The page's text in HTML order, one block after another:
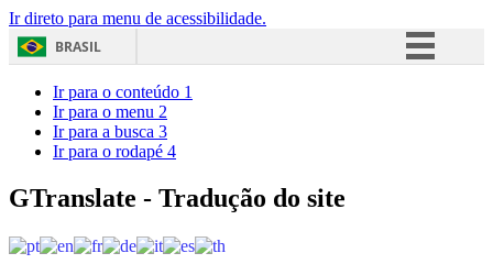
Ir direto para menu de acessibilidade.
BRASIL
Acesso à informação
Ir para o conteúdo 1
Ir para o menu 2
Ir para a busca 3
Ir para o rodapé 4
GTranslate - Tradução do site